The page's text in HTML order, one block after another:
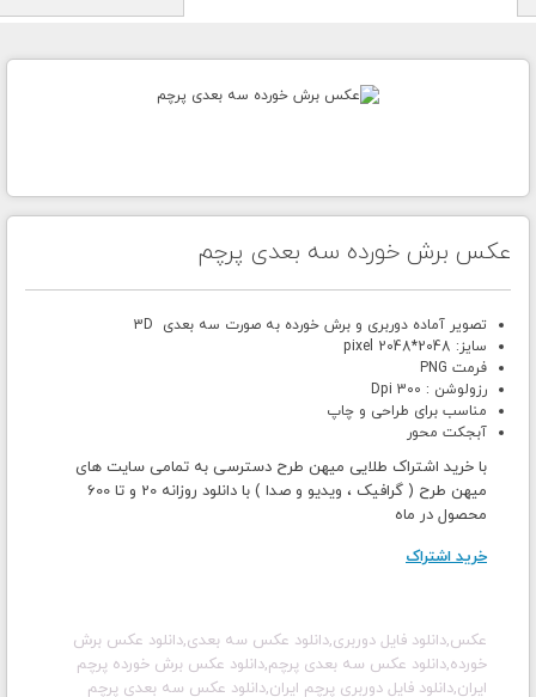
عکس برش خورده سه بعدی پرچم
تصویر آماده دوربری و برش خورده به صورت سه بعدی 3D
سایز: 2048*2048 pixel
فرمت PNG
رزولوشن : 300 Dpi
مناسب برای طراحی و چاپ
آبجکت محور
با خرید اشتراک طلایی میهن طرح دسترسی به تمامی سایت های
میهن طرح ( گرافیک ، ویدیو و صدا ) با دانلود روزانه 20 و تا 600
محصول در ماه
خرید اشتراک
عکس,دانلود فایل دوربری,دانلود عکس سه بعدی,دانلود عکس برش
خورده,دانلود عکس سه بعدی پرچم,دانلود عکس برش خورده پرچم
ایران,دانلود فایل دوربری پرچم ایران,دانلود عکس سه بعدی پرچم